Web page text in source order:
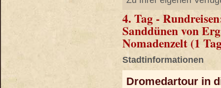
4. Tag -
Sanddünen von
Nomadenzelt (1
Stadtinformationen
Dromedartour in